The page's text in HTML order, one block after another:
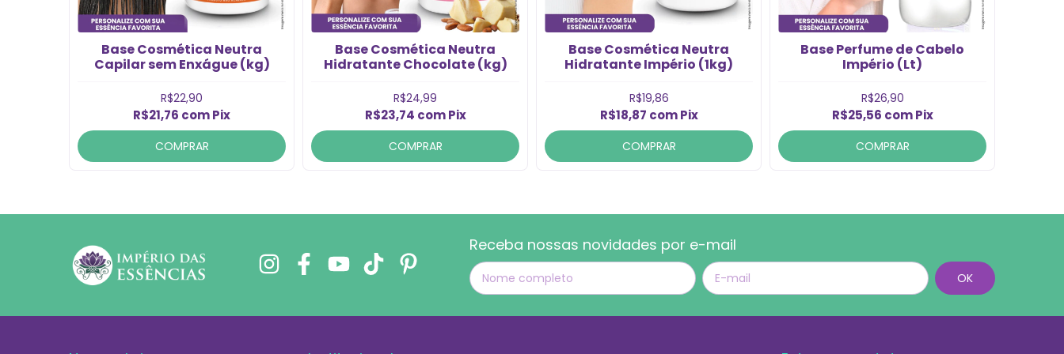
Base Cosmética Neutra
Capilar sem Enxágue (kg)
R$22,90
R$21,76 comPix
COMPRAR
Base Cosmética Neutra
Hidratante Chocolate (kg)
R$24,99
R$23,74 com Pix
COMPRAR
Base Cosmética Neutra
Hidratante Império (1kg)
R$19,86
R$18,87 com Pix
COMPRAR
Base Perfume de Cabelo
Império (Lt)
R$26,90
R$25,56 com Pix
COMPRAR
Receba nossas novidades por e-mail